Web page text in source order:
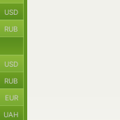
USD
RUB
USD
RUB
EUR
UAH